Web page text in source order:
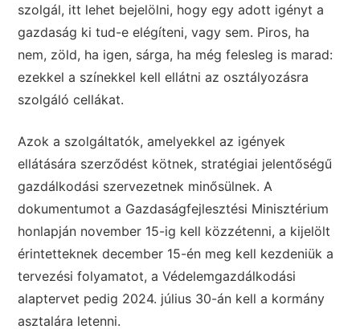
szolgál, itt lehet bejelölni, hogy egy adott igényt a
gazdaság ki tud-e elégíteni, vagy sem. Piros, ha
nem, zöld, ha igen, sárga, ha még felesleg is marad:
ezekkel a színekkel kell ellátni az osztályozásra
szolgáló cellákat.
Azok a szolgáltatók, amelyekkel az igények
ellátására szerződést kötnek, stratégiai jelentőségű
gazdálkodási szervezetnek minősülnek. A
dokumentumot a Gazdaságfejlesztési Minisztérium
honlapján november 15-ig kell közzétenni, a kijelölt
érintetteknek december 15-én meg kell kezdeniük a
tervezési folyamatot, a Védelemgazdálkodási
alaptervet pedig 2024. július 30-án kell a kormány
asztalára letenni.